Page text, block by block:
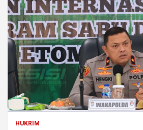
HUKRIM